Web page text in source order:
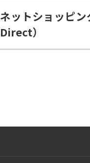
ネットショッピン
Direct）